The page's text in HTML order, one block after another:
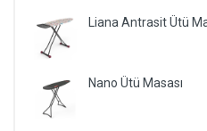
Liana Antrasit Ütü
Nano Ütü Masası